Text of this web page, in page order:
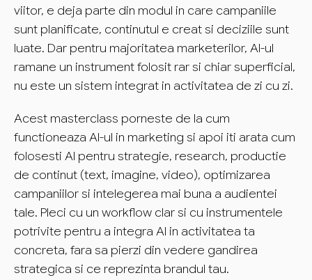
viitor, e deja parte din modul in care campaniile
sunt planificate, continutul e creat si deciziile sunt
luate. Dar pentru majoritatea marketerilor, AI-ul
ramane un instrument folosit rar si chiar superficial,
nu este un sistem integrat in activitatea de zi cu zi.
Acest masterclass porneste de la cum
functioneaza AI-ul in marketing si apoi iti arata cum
folosesti AI pentru strategie, research, productie
de continut (text, imagine, video), optimizarea
campaniilor si intelegerea mai buna a audientei
tale. Pleci cu un workflow clar si cu instrumentele
potrivite pentru a integra AI in activitatea ta
concreta, fara sa pierzi din vedere gandirea
strategica si ce reprezinta brandul tau.